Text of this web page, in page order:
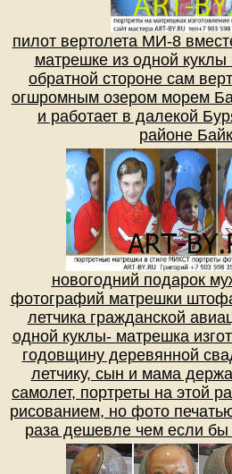
пилот вертолета МИ-8
матрешке из одной
обратной стороне сам
огшромным озером морем
и работает в далекой
районе
новогодний подарок
фотографий матрешки
летчика гражданской
одной куклы- матрешка
годовщину деревянной
летчику, сын и мама
самолет, портреты на этой
рисованием, но фото
раза дешевле чем если бы